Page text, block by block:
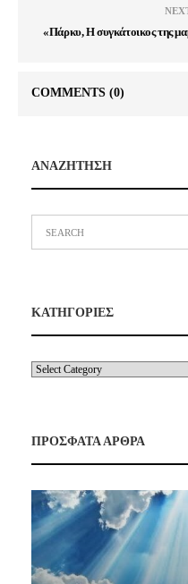
«Πάρκυ, Η συγκάτοικος της
COMMENTS (0)
ΑΝΑΖΗΤΗΣΗ
ΚΑΤΗΓΟΡΙΕΣ
ΠΡΟΣΦΑΤΑ ΑΡΘΡΑ